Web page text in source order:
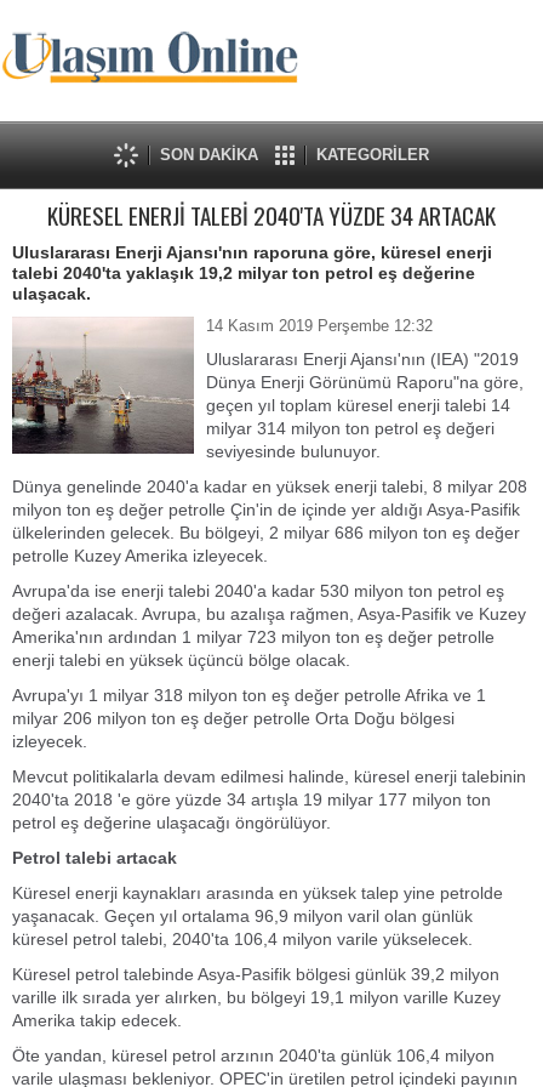
SON DAKİKA KATEGORİLER
KÜRESEL ENERJİ TALEBİ 2040'TA YÜZDE 34 ARTACAK
Uluslararası Enerji Ajansı'nın raporuna göre, küresel enerji
talebi 2040'ta yaklaşık 19,2 milyar ton petrol eş değerine
ulaşacak.
14 Kasım 2019 Perşembe 12:32
Uluslararası Enerji Ajansı'nın (IEA) "2019
Dünya Enerji Görünümü Raporu"na göre,
geçen yıl toplam küresel enerji talebi 14
milyar 314 milyon ton petrol eş değeri
seviyesinde bulunuyor.
Dünya genelinde 2040'a kadar en yüksek enerji talebi, 8 milyar 208
milyon ton eş değer petrolle Çin'in de içinde yer aldığı Asya-Pasifik
ülkelerinden gelecek. Bu bölgeyi, 2 milyar 686 milyon ton eş değer
petrolle Kuzey Amerika izleyecek.
Avrupa'da ise enerji talebi 2040'a kadar 530 milyon ton petrol eş
değeri azalacak. Avrupa, bu azalışa rağmen, Asya-Pasifik ve Kuzey
Amerika'nın ardından 1 milyar 723 milyon ton eş değer petrolle
enerji talebi en yüksek üçüncü bölge olacak.
Avrupa'yı 1 milyar 318 milyon ton eş değer petrolle Afrika ve 1
milyar 206 milyon ton eş değer petrolle Orta Doğu bölgesi
izleyecek.
Mevcut politikalarla devam edilmesi halinde, küresel enerji talebinin
2040'ta 2018 'e göre yüzde 34 artışla 19 milyar 177 milyon ton
petrol eş değerine ulaşacağı öngörülüyor.
Petrol talebi artacak
Küresel enerji kaynakları arasında en yüksek talep yine petrolde
yaşanacak. Geçen yıl ortalama 96,9 milyon varil olan günlük
küresel petrol talebi, 2040'ta 106,4 milyon varile yükselecek.
Küresel petrol talebinde Asya-Pasifik bölgesi günlük 39,2 milyon
varille ilk sırada yer alırken, bu bölgeyi 19,1 milyon varille Kuzey
Amerika takip edecek.
Öte yandan, küresel petrol arzının 2040'ta günlük 106,4 milyon
varile ulaşması bekleniyor. OPEC'in üretilen petrol içindeki payının